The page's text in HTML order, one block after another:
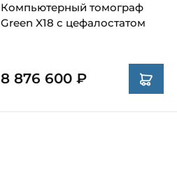
Компьютерный томограф
Green X18 с цефалостатом
8 876 600 ₽